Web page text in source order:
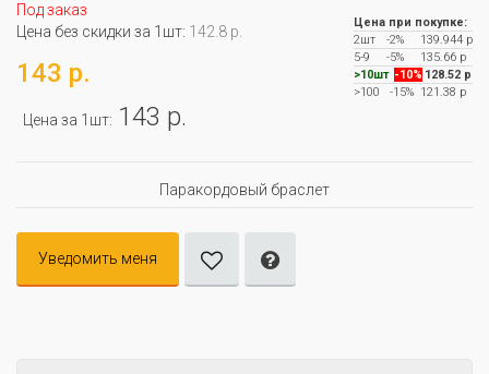
Под заказ
Цена без скидки за 1шт: 142.8 р.
143 р.
Цена за 1шт: 143 р.
Цена при покупке:
2шт
-2%
139.944 р
5-9
-5%
135.66 р
>10шт -10% 128.52 р
>100
-15% 121.38 р
Паракордовый браслет
Уведомить меня